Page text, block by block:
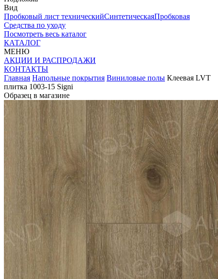
Вид
Пробковый лист техническийСинтетическаяПробковая
Средства по уходу
Посмотреть весь каталог
КАТАЛОГ
МЕНЮ
АКЦИИ И РАСПРОДАЖИ
КОНТАКТЫ
Главная Напольные покрытия Виниловые полы Клеевая LVT
плитка 1003-15 Signi
Образец в магазине